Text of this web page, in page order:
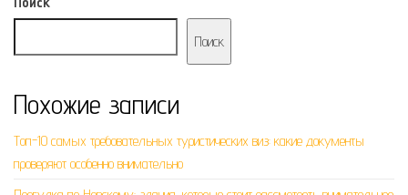
Поиск
Похожие записи
Топ-10 самых требовательных туристических виз: какие документы
проверяют особенно внимательно